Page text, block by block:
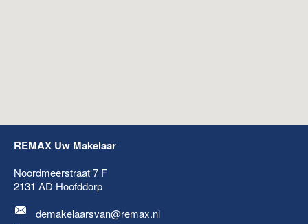
REMAX Uw Makelaar
Noordmeerstraat 7 F
2131 AD Hoofddorp
demakelaarsvan@remax.nl